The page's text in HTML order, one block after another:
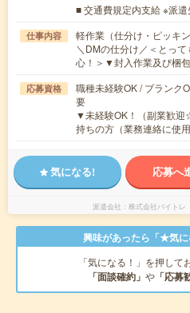
■ 交通費規定内支給 ※派遣
仕事内容
軽作業（仕分け・ピッキ
＼DMの仕分け／＜とっ
心！＞▼封入作業及び梱
応募資格
職種未経験OK / ブランク
要
▼未経験OK！（副業歓
持ちの方（業務連絡に使
気になる! 応募へ
派遣会社 株式会社バイトレ
興味があったら「★気に
「気になる！」を押して
「面談確約」 や 「応募